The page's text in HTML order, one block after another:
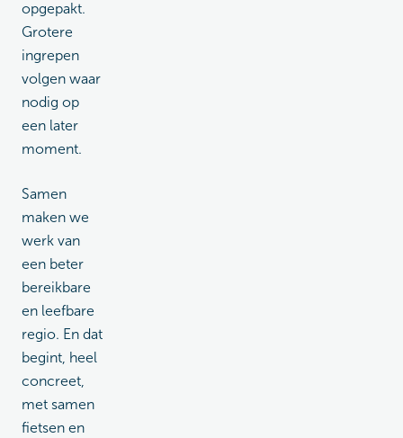
opgepakt.
Grotere
ingrepen
volgen waar
nodig op
een later
moment.
Samen
maken we
werk van
een beter
bereikbare
en leefbare
regio. En dat
begint, heel
concreet,
met samen
fietsen en